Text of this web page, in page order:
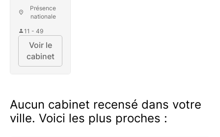
Présence
nationale
11 - 49
Voir le
cabinet
Aucun cabinet recensé dans votre
ville. Voici les plus proches :